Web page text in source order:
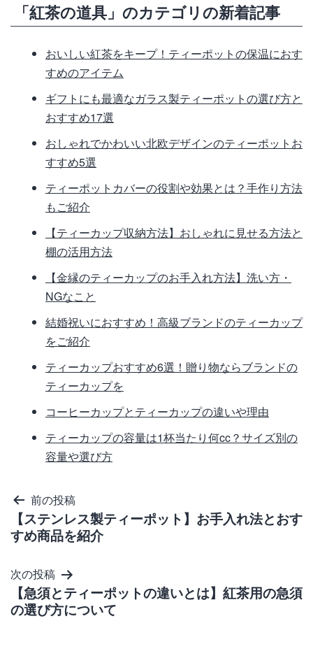
「紅茶の道具」のカテゴリの新着記事
おいしい紅茶をキープ！ティーポットの保温におす
すめのアイテム
ギフトにも最適なガラス製ティーポットの選び方と
おすすめ17選
おしゃれでかわいい北欧デザインのティーポットお
すすめ5選
ティーポットカバーの役割や効果とは？手作り方法
もご紹介
【ティーカップ収納方法】おしゃれに見せる方法と
棚の活用方法
【金縁のティーカップのお手入れ方法】洗い方・
NGなこと
結婚祝いにおすすめ！高級ブランドのティーカップ
をご紹介
ティーカップおすすめ6選！贈り物ならブランドの
ティーカップを
コーヒーカップとティーカップの違いや理由
ティーカップの容量は1杯当たり何cc？サイズ別の
容量や選び方
投
稿
ナ
ビ
ゲ
ー
前の投稿
【ステンレス製ティーポット】お手入れ法とおす
すめ商品を紹介
次の投稿
【急須とティーポットの違いとは】紅茶用の急須
の選び方について